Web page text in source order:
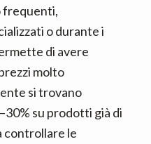
frequenti,
o durante i
di avere
molto
si trovano
su prodotti già di
controllare le